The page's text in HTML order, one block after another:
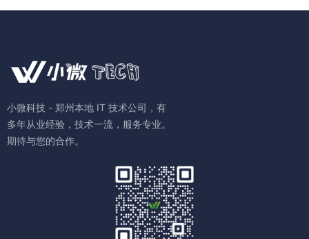
小微科技 - 郑州本地 IT 技术公司，有
多年从业经验，技术一流，服务专业。
期待与您的合作。